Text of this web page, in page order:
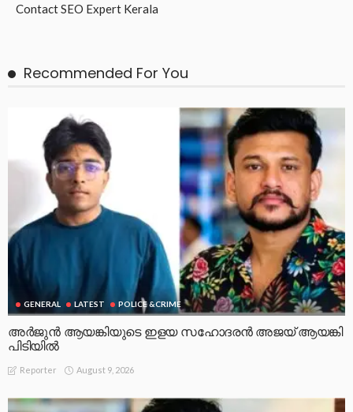
ContactSEO Expert Kerala
Recommended For You
GENERAL LATEST POLICE &CRIME
അർജുൻ ആയങ്കിയുടെ ഇളയ സഹോദരൻ അജയ് ആയങ്കി
പിടിയിൽ
Reporter August 9, 2026